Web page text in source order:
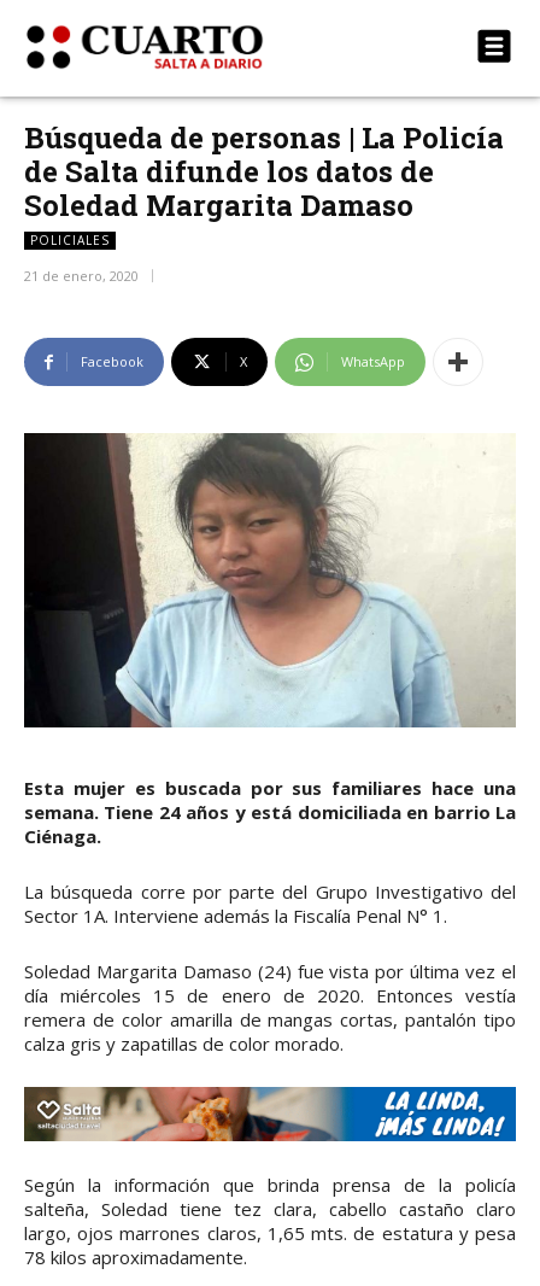
Búsqueda de personas | La Policía
de Salta difunde los datos de
Soledad Margarita Damaso
POLICIALES
21 de enero, 2020
Facebook X WhatsApp
Esta mujer es buscada por sus familiares hace una
semana. Tiene 24 años y está domiciliada en barrio La
Ciénaga.
La búsqueda corre por parte del Grupo Investigativo del
Sector 1A. Interviene además la Fiscalía Penal N° 1.
Soledad Margarita Damaso (24) fue vista por última vez el
día miércoles 15 de enero de 2020. Entonces vestía
remera de color amarilla de mangas cortas, pantalón tipo
calza gris y zapatillas de color morado.
Según la información que brinda prensa de la policía
salteña, Soledad tiene tez clara, cabello castaño claro
largo, ojos marrones claros, 1,65 mts. de estatura y pesa
78 kilos aproximadamente.